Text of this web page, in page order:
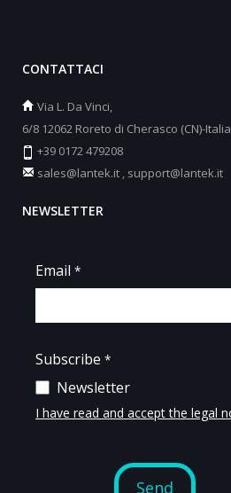
CONTATTACI
Via L. Da Vinci,
6/8 12062 Roreto di Cherasco (CN)-Italia
+39 0172 479208
sales@lantek.it , support@lantek.it
NEWSLETTER